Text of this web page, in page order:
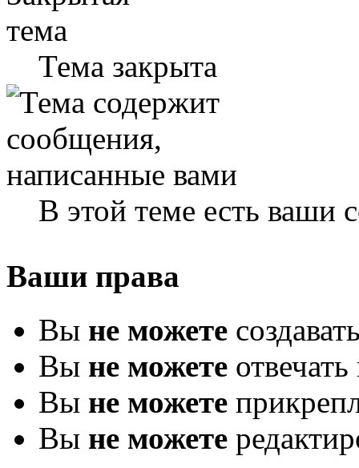
Тема закрыта
В этой теме есть ваши
Ваши права
Вы не можете
Вы не можете
Вы не можете
Вы не можете